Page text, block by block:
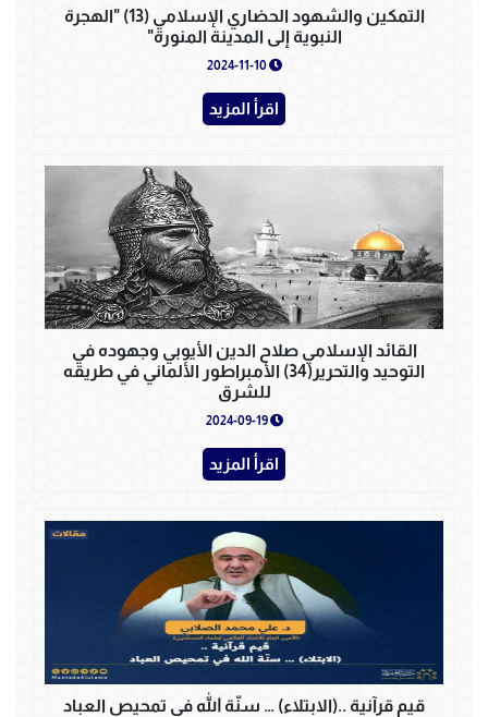
التمكين والشهود الحضاري الإسلامي (13) "الهجرة
النبوية إلى المدينة المنورة"
2024-11-10
اقرأ المزيد
القائد الإسلامي صلاح الدين الأيوبي وجهوده في
التوحيد والتحرير(34) الأمبراطور الألماني في طريقه
للشرق
2024-09-19
اقرأ المزيد
قيم قرآنية ..(الابتلاء) … سنّة الله في تمحيص العباد